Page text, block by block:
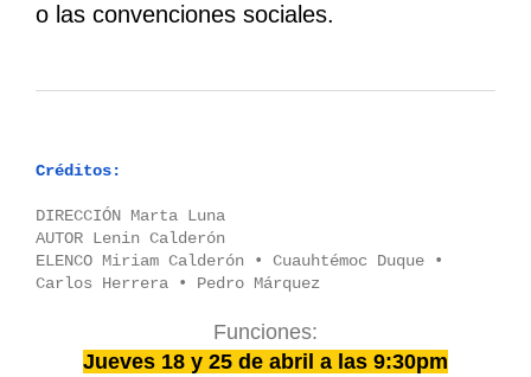
o las convenciones sociales.
Créditos:
DIRECCIÓN Marta Luna
AUTOR Lenin Calderón
ELENCO Miriam Calderón • Cuauhtémoc Duque •
Carlos Herrera • Pedro Márquez
Funciones:
Jueves 18 y 25 de abril a las 9:30pm